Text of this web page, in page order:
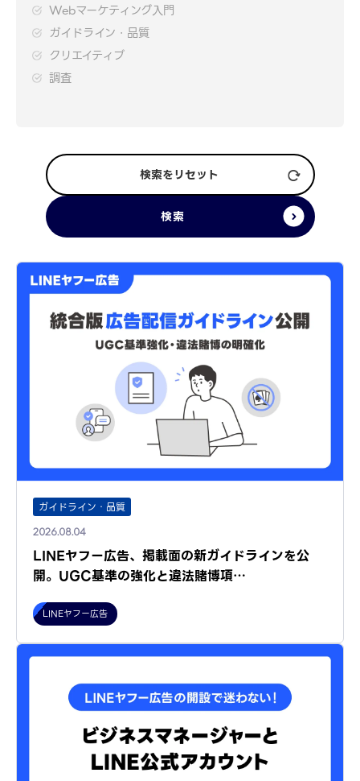
Webマーケティング入門
ガイドライン・品質
クリエイティブ
調査
検索をリセット
検索
ガイドライン・品質
2026.08.04
LINEヤフー広告、掲載面の新ガイドラインを公
開。UGC基準の強化と違法賭博項…
LINEヤフー広告